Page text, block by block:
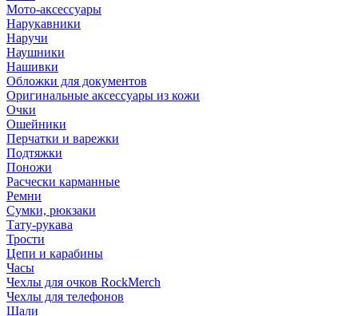
Мото-аксессуары
Нарукавники
Наручи
Наушники
Нашивки
Обложки для документов
Оригинальные аксессуары из кожи
Очки
Ошейники
Перчатки и варежки
Подтяжки
Поножи
Расчески карманные
Ремни
Сумки, рюкзаки
Тату-рукава
Трости
Цепи и карабины
Часы
Чехлы для очков RockMerch
Чехлы для телефонов
Шали